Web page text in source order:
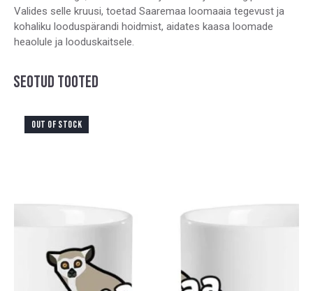
Valides selle kruusi, toetad Saaremaa loomaaia tegevust ja
kohaliku looduspärandi hoidmist, aidates kaasa loomade
heaolule ja looduskaitsele.
SEOTUD TOOTED
OUT OF STOCK